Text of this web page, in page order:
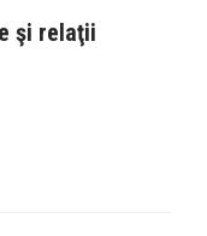
şi relaţii